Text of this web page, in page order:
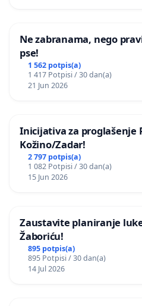
Ne zabranama, nego
pse!
1 562 potpis(a)
1 417 Potpisi / 30 dan(a)
21 Jun 2026
Inicijativa za proglašenje
Kožino/Zadar!
2 797 potpis(a)
1 082 Potpisi / 30 dan(a)
15 Jun 2026
Zaustavite planiranje
Žaboriću!
895 potpis(a)
895 Potpisi / 30 dan(a)
14 Jul 2026